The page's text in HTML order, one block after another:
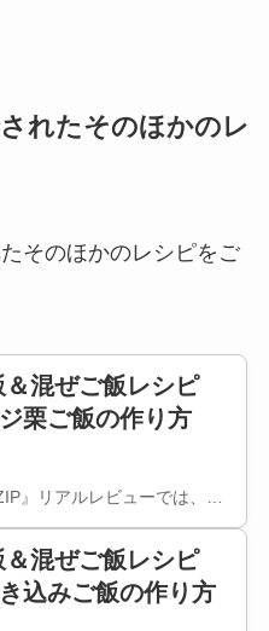
れたそのほかのレ
そのほかのレシピをご
＆混ぜご飯レシピ
栗ご飯の作り方
』リアルレビューでは、…
＆混ぜご飯レシピ
込みご飯の作り方